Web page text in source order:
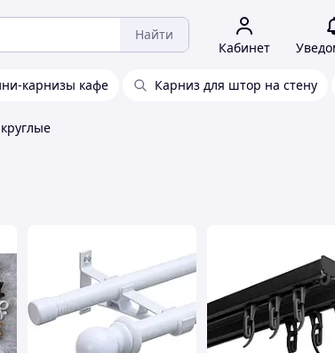
Найти
Кабинет
карнизы кафе Карниз для штор на стену